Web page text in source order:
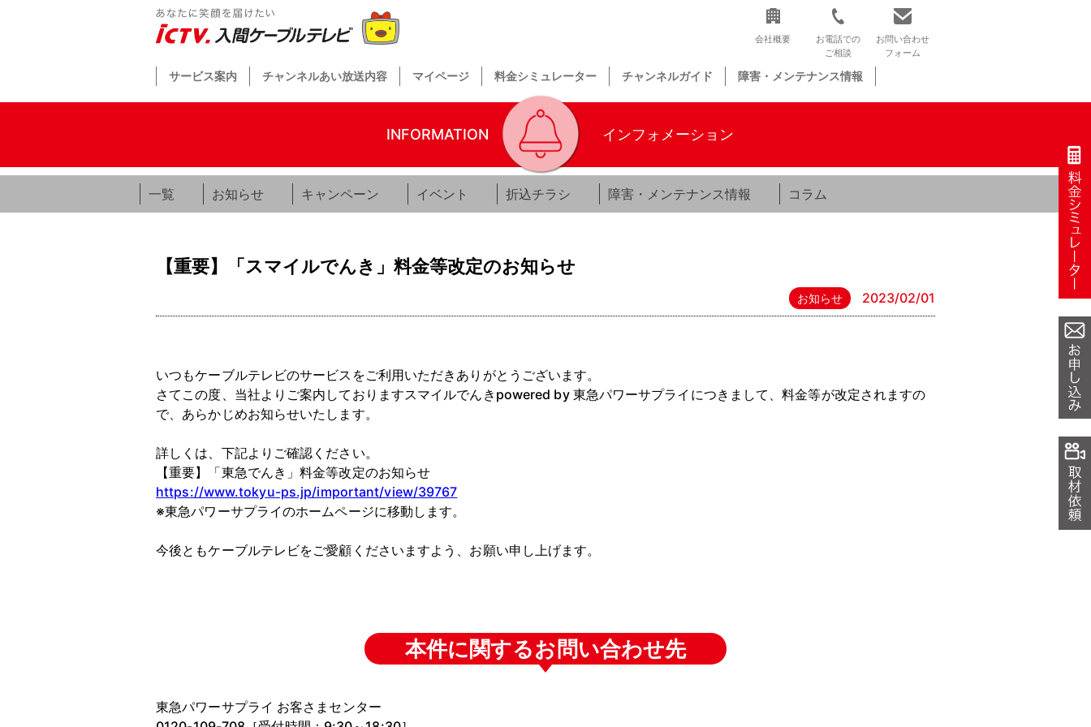
会社概要
お電話での
ご相談
お問い合わせ
フォーム
サービス案内 チャンネルあい放送内容 マイページ 料金シミュレーター チャンネルガイド 障害・メンテナンス情報
INFORMATION インフォメーション
一覧 お知らせ キャンペーン イベント 折込チラシ 障害・メンテナンス情報 コラム
【重要】「スマイルでんき」料金等改定のお知らせ
お知らせ 2023/02/01
いつもケーブルテレビのサービスをご利用いただきありがとうございます。
さてこの度、当社よりご案内しておりますスマイルでんきpowered by 東急パワーサプライにつきまして、料金等が改定されますの
で、あらかじめお知らせいたします。
詳しくは、下記よりご確認ください。
【重要】「東急でんき」料金等改定のお知らせ
https://www.tokyu-ps.jp/important/view/39767
※東急パワーサプライのホームページに移動します。
今後ともケーブルテレビをご愛顧くださいますよう、お願い申し上げます。
本件に関するお問い合わせ先
東急パワーサプライ お客さまセンター